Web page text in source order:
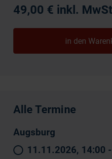
49,00 € inkl.
Alle Termine
Augsburg
11.11.2026, 14:00